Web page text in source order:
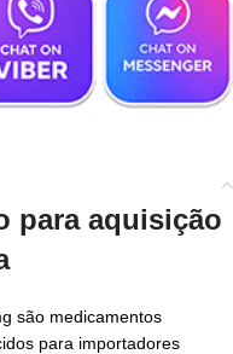
para aquisição
são medicamentos
para importadores